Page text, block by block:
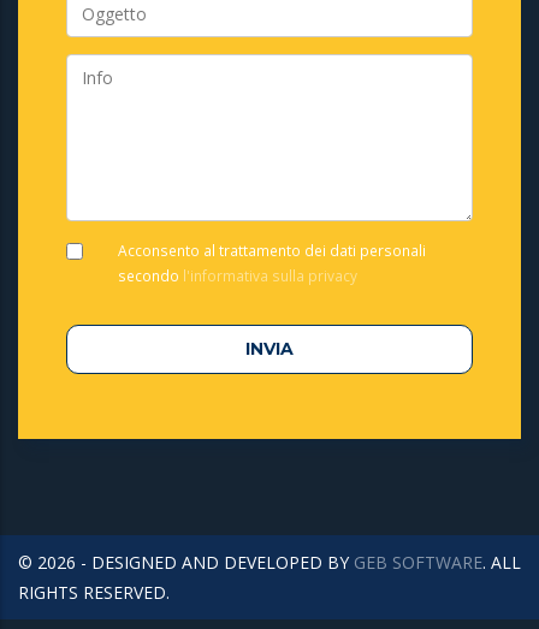
Acconsento al trattamento dei dati personali
secondo l'informativa sulla privacy
© 2026 - DESIGNED AND DEVELOPED BY GEB SOFTWARE. ALL
RIGHTS RESERVED.